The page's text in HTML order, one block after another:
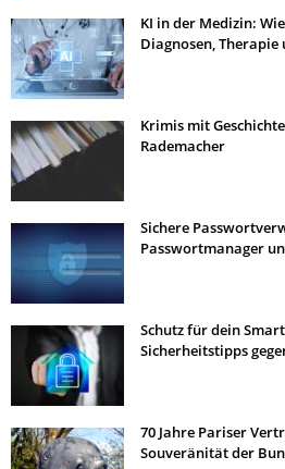
KI in der Medizin:
Diagnosen,
Krimis mit
Rademacher
Sichere
Passwortmanager
Schutz für dein
Sicherheitstipps
70 Jahre Pariser
Souveränität der